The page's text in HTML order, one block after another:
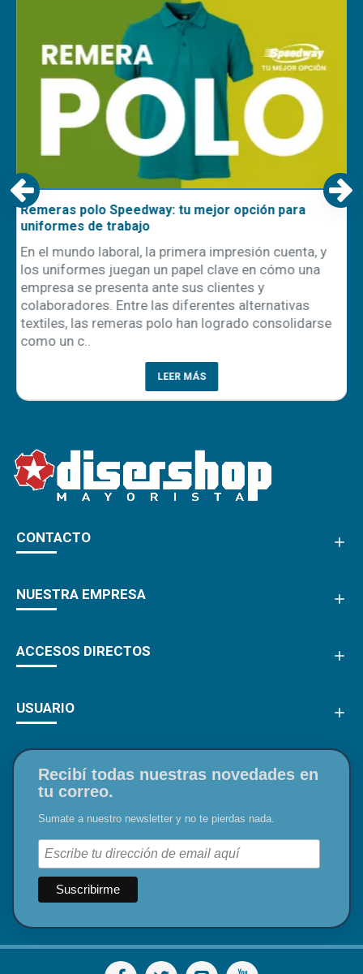
Remeras polo Speedway: tu mejor opción para
uniformes de trabajo
En el mundo laboral, la primera impresión cuenta, y
los uniformes juegan un papel clave en cómo una
empresa se presenta ante sus clientes y
colaboradores. Entre las diferentes alternativas
textiles, las remeras polo han logrado consolidarse
como un c..
LEER MÁS
CONTACTO
NUESTRA EMPRESA
ACCESOS DIRECTOS
USUARIO
Recibí todas nuestras novedades en
tu correo.
Sumate a nuestro newsletter y no te pierdas nada.